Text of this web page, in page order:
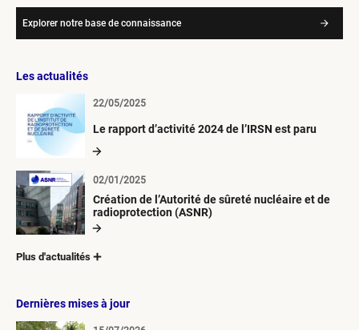
Explorer notre base de connaissance
Les actualités
Le rapport d’activité 2024 de l’IRSN est paru
22/05/2025
Création de l’Autorité de sûreté nucléaire et de
radioprotection (ASNR)
02/01/2025
Plus d'actualités
Dernières mises à jour